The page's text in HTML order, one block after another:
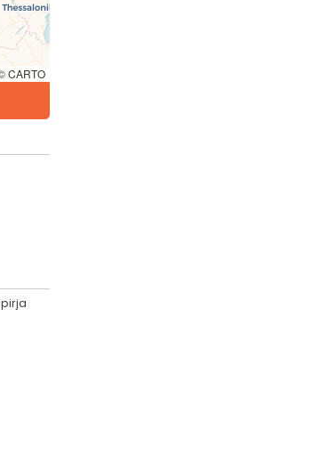
CARTO